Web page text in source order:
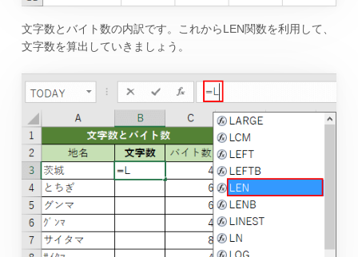
文字数とバイト数の内訳です。これからLEN関数を利用して、
文字数を算出していきましょう。